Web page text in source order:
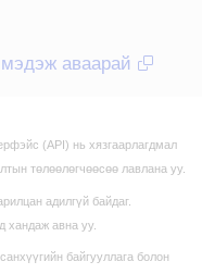
аваарай
(API) нь хязгаарлагдмал
төлөөлөгчөөсөө лавлана уу.
адилгүй байдаг.
хандаж авна уу.
байгууллага болон